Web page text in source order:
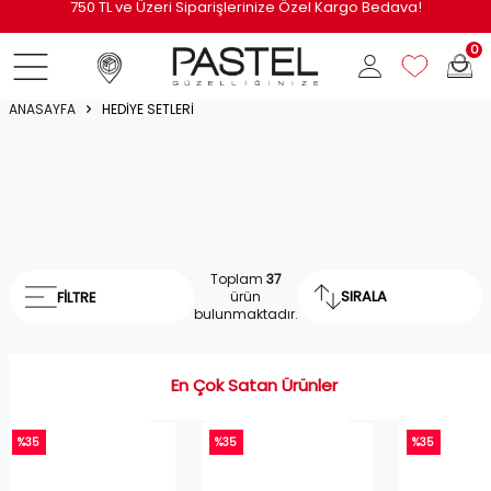
1250 TL ve üzeri alışverişe Pastel x Arzu Sabancı Summer Glow Deri
0
ANASAYFA HEDİYE SETLERİ
FILTRE
Toplam 37
ürün
bulunmaktadır.
SIRALA